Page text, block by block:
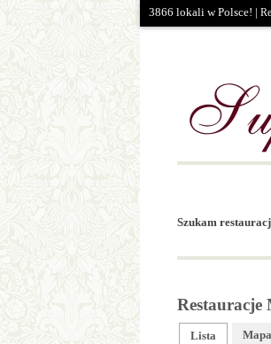
3866 lokali w Polsce! |
Szukam
Restauracje
Lista Mapa